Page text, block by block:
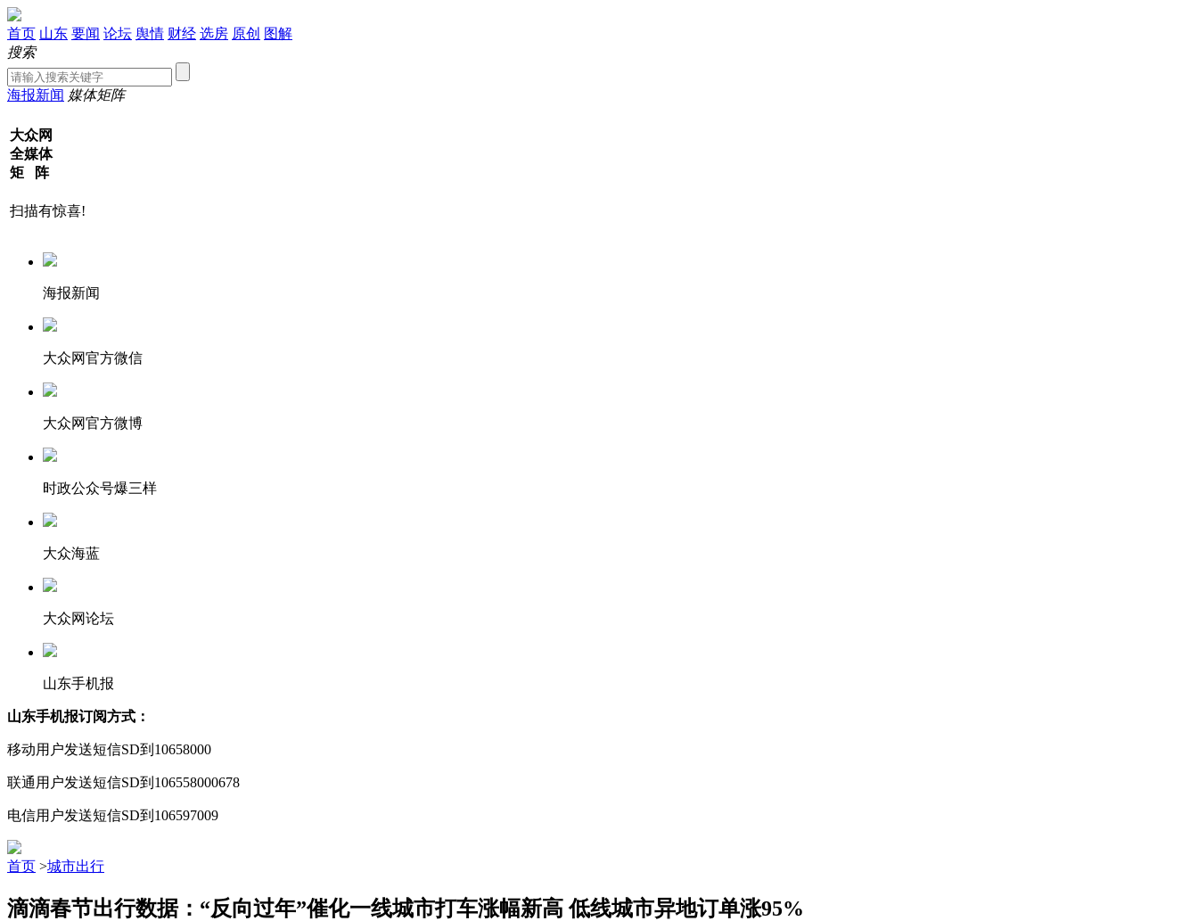
首页 山东 要闻 论坛 舆情 财经 选房 原创 图解
搜索
海报新闻 媒体矩阵
大众网
全媒体
矩 阵
扫描有惊喜!
海报新闻
大众网官方微信
大众网官方微博
时政公众号爆三样
大众海蓝
大众网论坛
山东手机报
山东手机报订阅方式：
移动用户发送短信SD到10658000
联通用户发送短信SD到106558000678
电信用户发送短信SD到106597009
首页 >城市出行
滴滴春节出行数据：“反向过年”催化一线城市打车涨幅新高 低线城市异地订单涨95%